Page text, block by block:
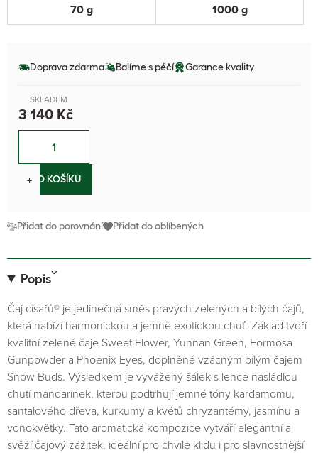
70 g 1000 g
Doprava zdarma Balíme s péčí Garance kvality
SKLADEM
3 140 Kč
−
+DO KOŠÍKU
Přidat do porovnání Přidat do oblíbených
Popis
Čaj císařů® je jedinečná směs pravých zelených a bílých čajů,
která nabízí harmonickou a jemně exotickou chuť. Základ tvoří
kvalitní zelené čaje Sweet Flower, Yunnan Green, Formosa
Gunpowder a Phoenix Eyes, doplněné vzácným bílým čajem
Snow Buds. Výsledkem je vyvážený šálek s lehce nasládlou
chutí mandarinek, kterou podtrhují jemné tóny kardamomu,
santalového dřeva, kurkumy a květů chryzantémy, jasmínu a
vonokvětky. Tato aromatická kompozice vytváří elegantní a
svěží čajový zážitek, ideální pro chvíle klidu i pro slavnostnější